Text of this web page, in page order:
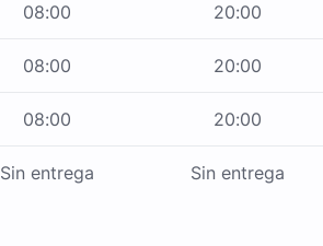
08:00 20:00
08:00 20:00
08:00 20:00
Sin entrega Sin entrega